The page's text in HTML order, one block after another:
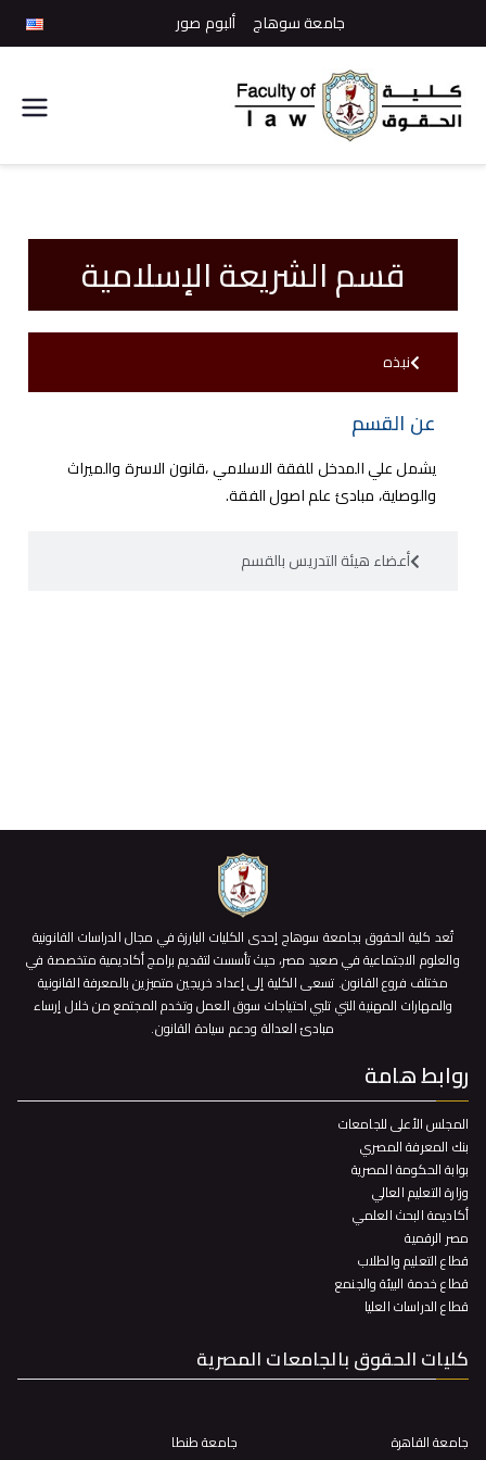
جامعة سوهاج ألبوم صور
الحقوق
قسم الشريعة الإسلامية
نبذه
أعضاء هيئة التدريس بالقسم
عن القسم
يشمل علي المدخل للفقة الاسلامي ،قانون الاسرة والميراث
والوصاية، مبادئ علم اصول الفقة.
تُعد كلية الحقوق بجامعة سوهاج إحدى الكليات البارزة في مجال الدراسات القانونية
والعلوم الاجتماعية في صعيد مصر، حيث تأسست لتقديم برامج أكاديمية متخصصة في
مختلف فروع القانون. تسعى الكلية إلى إعداد خريجين متميزين بالمعرفة القانونية
والمهارات المهنية التي تلبي احتياجات سوق العمل وتخدم المجتمع من خلال إرساء
مبادئ العدالة ودعم سيادة القانون.
روابط هامة
المجلس الأعلى للجامعات
بنك المعرفة المصري
بوابة الحكومة المصرية
وزارة التعليم العالي
أكاديمة البحث العلمي
مصر الرقمية
قطاع التعليم والطلاب
قطاع خدمة البيئة والجنمع
قطاع الدراسات العليا
كليات الحقوق بالجامعات المصرية
جامعة القاهرة
جامعة طنطا